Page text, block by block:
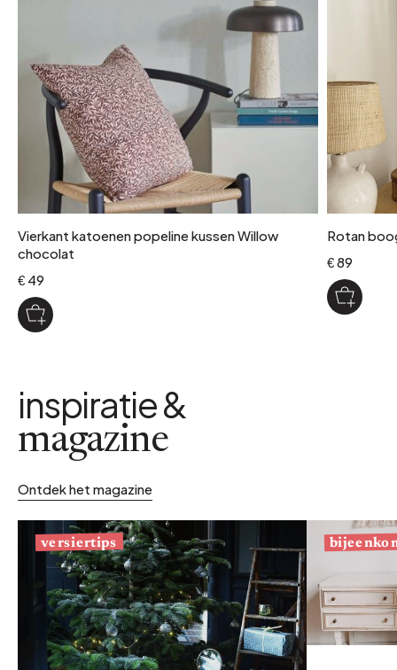
Vierkant katoenen popeline kussen Willow
chocolat
€ 49
Rotan
€ 89
inspiratie &
magazine
Ontdek het magazine
versiertips